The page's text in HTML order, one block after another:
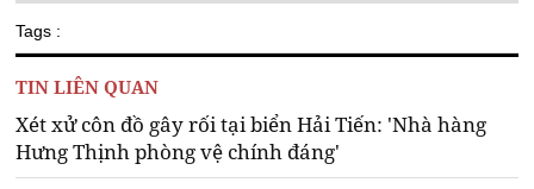
Tags :
TIN LIÊN QUAN
Xét xử côn đồ gây rối tại biển Hải Tiến: 'Nhà hàng
Hưng Thịnh phòng vệ chính đáng'